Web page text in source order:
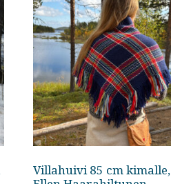
Villahuivi 85 cm kimalle,